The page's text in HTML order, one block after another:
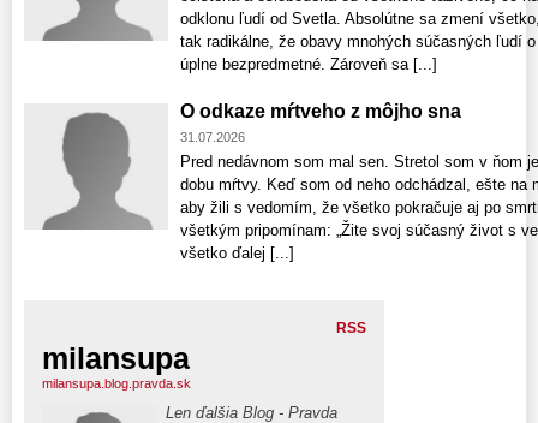
odklonu ľudí od Svetla. Absolútne sa zmení
tak radikálne, že obavy mnohých súčasných ľudí
úplne bezpredmetné. Zároveň sa [...]
O odkaze mŕtveho z môjho sna
31.07.2026
Pred nedávnom som mal sen. Stretol som v ňom
dobu mŕtvy. Keď som od neho odchádzal, ešte na
aby žili s vedomím, že všetko pokračuje aj po
všetkým pripomínam: „Žite svoj súčasný život s
všetko ďalej [...]
RSS
milansupa
milansupa.blog.pravda.sk
Len ďalšia Blog - Pravda